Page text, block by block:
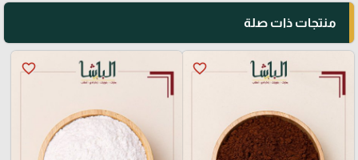
منتجات ذات صلة
favorite_border
favorite_border